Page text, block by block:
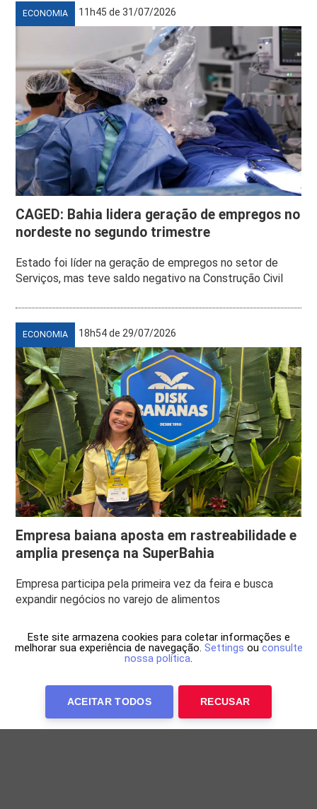
ECONOMIA 11h45 de 31/07/2026
CAGED: Bahia lidera geração de empregos no
nordeste no segundo trimestre
Estado foi líder na geração de empregos no setor de
Serviços, mas teve saldo negativo na Construção Civil
ECONOMIA 18h54 de 29/07/2026
Empresa baiana aposta em rastreabilidade e
amplia presença na SuperBahia
Empresa participa pela primeira vez da feira e busca
expandir negócios no varejo de alimentos
Este site armazena cookies para coletar informações e
melhorar sua experiência de navegação. Settings ou consulte
nossa política.
ACEITAR TODOS RECUSAR